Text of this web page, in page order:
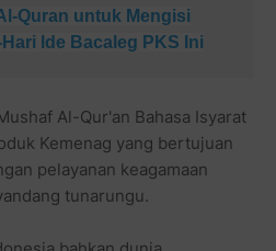
Quran untuk Mengisi
Ide Bacaleg PKS Ini
Al-Qur'an Bahasa Isyarat
Kemenag yang bertujuan
pelayanan keagamaan
tunarungu.